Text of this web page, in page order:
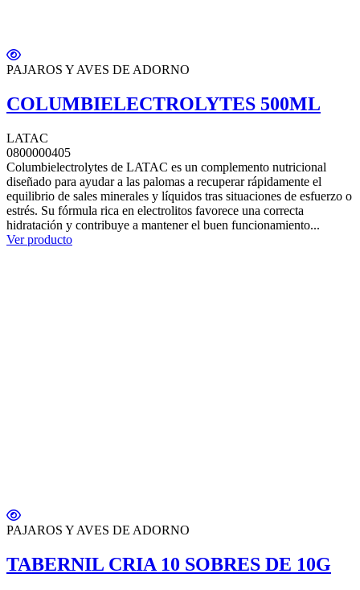
PAJAROS Y AVES DE ADORNO
COLUMBIELECTROLYTES 500ML
LATAC
0800000405
Columbielectrolytes de LATAC es un complemento nutricional
diseñado para ayudar a las palomas a recuperar rápidamente el
equilibrio de sales minerales y líquidos tras situaciones de esfuerzo o
estrés. Su fórmula rica en electrolitos favorece una correcta
hidratación y contribuye a mantener el buen funcionamiento...
Ver producto
PAJAROS Y AVES DE ADORNO
TABERNIL CRIA 10 SOBRES DE 10G